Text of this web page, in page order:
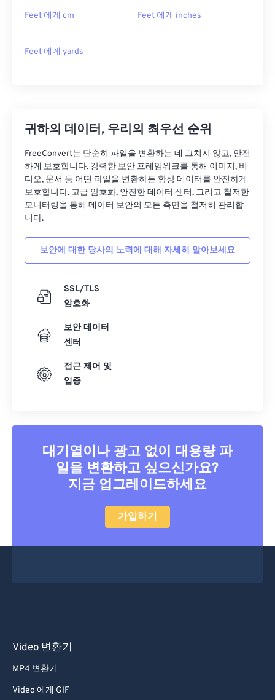
Feet 에게 cm Feet 에게 inches
Feet 에게 yards
귀하의 데이터, 우리의 최우선 순위
FreeConvert는 단순히 파일을 변환하는 데 그치지 않고, 안전
하게 보호합니다. 강력한 보안 프레임워크를 통해 이미지, 비
디오, 문서 등 어떤 파일을 변환하든 항상 데이터를 안전하게
보호합니다. 고급 암호화, 안전한 데이터 센터, 그리고 철저한
모니터링을 통해 데이터 보안의 모든 측면을 철저히 관리합
니다.
보안에 대한 당사의 노력에 대해 자세히 알아보세요
SSL/TLS
암호화
보안 데이터
센터
접근 제어 및
입증
대기열이나 광고 없이 대용량 파
일을 변환하고 싶으신가요?
지금 업그레이드하세요
가입하기
Video 변환기
MP4 변환기
Video 에게 GIF